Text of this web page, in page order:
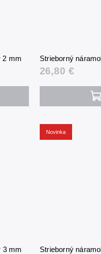
2 mm Strieborný
26,80 €
3 mm
Novinka
Strieborný